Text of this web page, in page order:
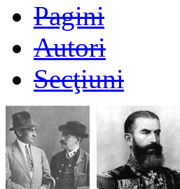
Pagini
Autori
Secţiuni